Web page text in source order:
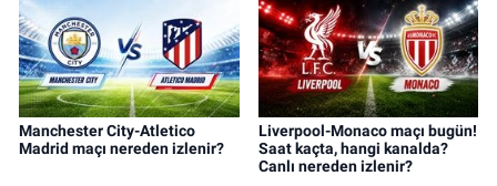
Manchester City-Atletico
Madrid maçı nereden izlenir?
Liverpool-Monaco maçı bugün!
Saat kaçta, hangi kanalda?
Canlı nereden izlenir?